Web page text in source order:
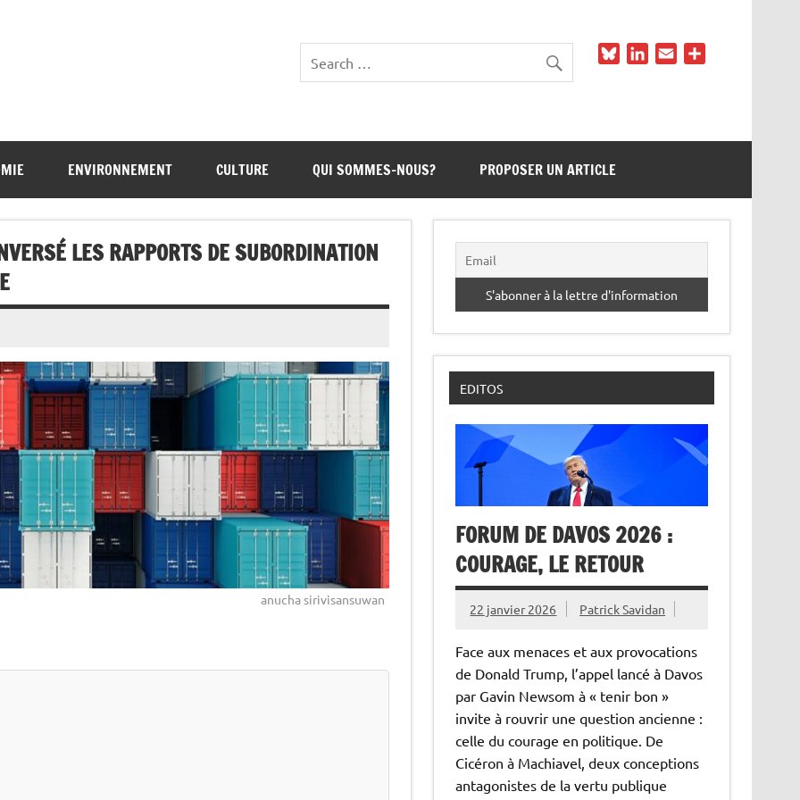
BlueskyLinkedIn
Email
ENVIRONNEMENT CULTURE QUI SOMMES-NOUS? PROPOSER UN ARTICLE
LES RAPPORTS DE SUBORDINATION
anucha sirivisansuwan
EDITOS
FORUM DE DAVOS 2026 :
COURAGE, LE RETOUR
22 janvier 2026 Patrick Savidan
Face aux menaces et aux provocations
de Donald Trump, l’appel lancé à Davos
par Gavin Newsom à « tenir bon »
invite à rouvrir une question ancienne :
celle du courage en politique. De
Cicéron à Machiavel, deux conceptions
antagonistes de la vertu publique